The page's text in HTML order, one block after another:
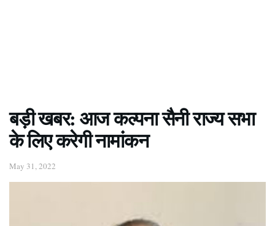
बड़ी खबर: आज कल्पना सैनी राज्य सभा
के लिए करेगी नामांकन
May 31, 2022